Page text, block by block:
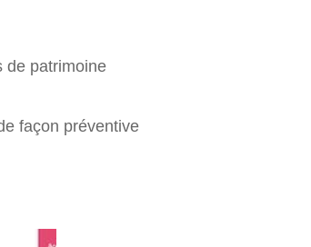
de patrimoine
façon préventive